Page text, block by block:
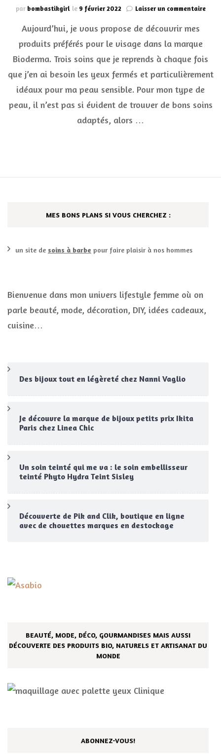
par bombastikgirl le 9 février 2022 Laisser un commentairesur
le
dans
Aujourd’hui, je vous propose de découvrir mes
produits préférés pour le visage dans la marque
Bioderma. Trois soins que je reprends à chaque fois
que j’en ai besoin les yeux fermés et particulièrement
idéaux pour ma peau sensible. Pour mon type de
peau, il n’est pas si évident de trouver de bons soins
adaptés, alors …
MES BONS PLANS SI VOUS CHERCHEZ :
un site de soins à barbe pour faire plaisir à nos hommes
Bienvenue dans mon univers lifestyle femme où on
parle beauté, mode, décoration, DIY, idées cadeaux,
cuisine…
Des bijoux tout en légèreté chez Nanni Vaglio
Je découvre la marque de bijoux petits prix Ikita
Paris chez Linea Chic
Un soin teinté qui me va : le soin embellisseur
teinté Phyto Hydra Teint Sisley
Découverte de Pik and Clik, boutique en ligne
avec de chouettes marques en destockage
BEAUTÉ, MODE, DÉCO, GOURMANDISES MAIS AUSSI
DÉCOUVERTE DES PRODUITS BIO, NATURELS ET ARTISANAT DU
MONDE
ABONNEZ-VOUS!